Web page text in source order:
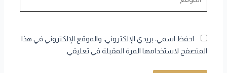
احفظ اسمي، بريدي الإلكتروني، والموقع الإلكتروني في هذا
المتصفح لاستخدامها المرة المقبلة في تعليقي.